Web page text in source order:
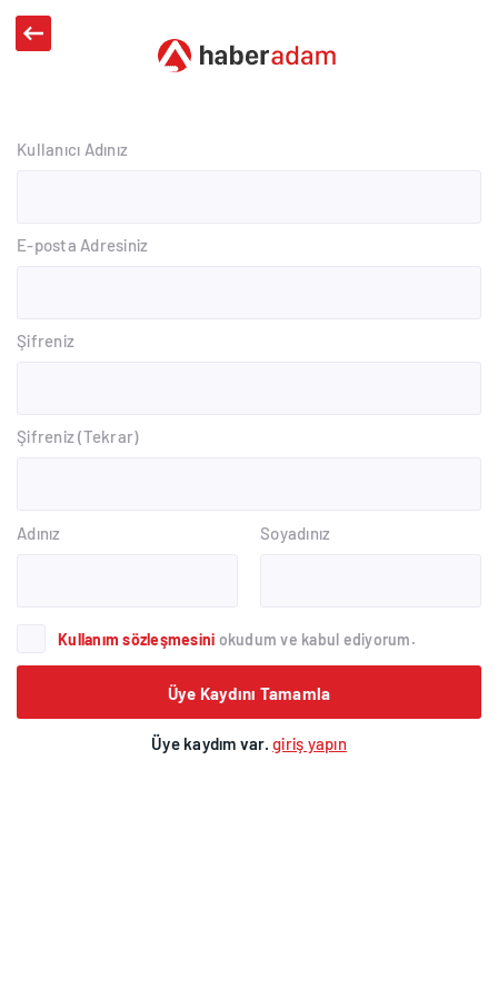
Kullanıcı Adınız
E-posta Adresiniz
Şifreniz
Şifreniz (Tekrar)
Adınız Soyadınız
Kullanım sözleşmesini okudum ve kabul ediyorum.
Üye Kaydını Tamamla
Üye kaydım var. giriş yapın